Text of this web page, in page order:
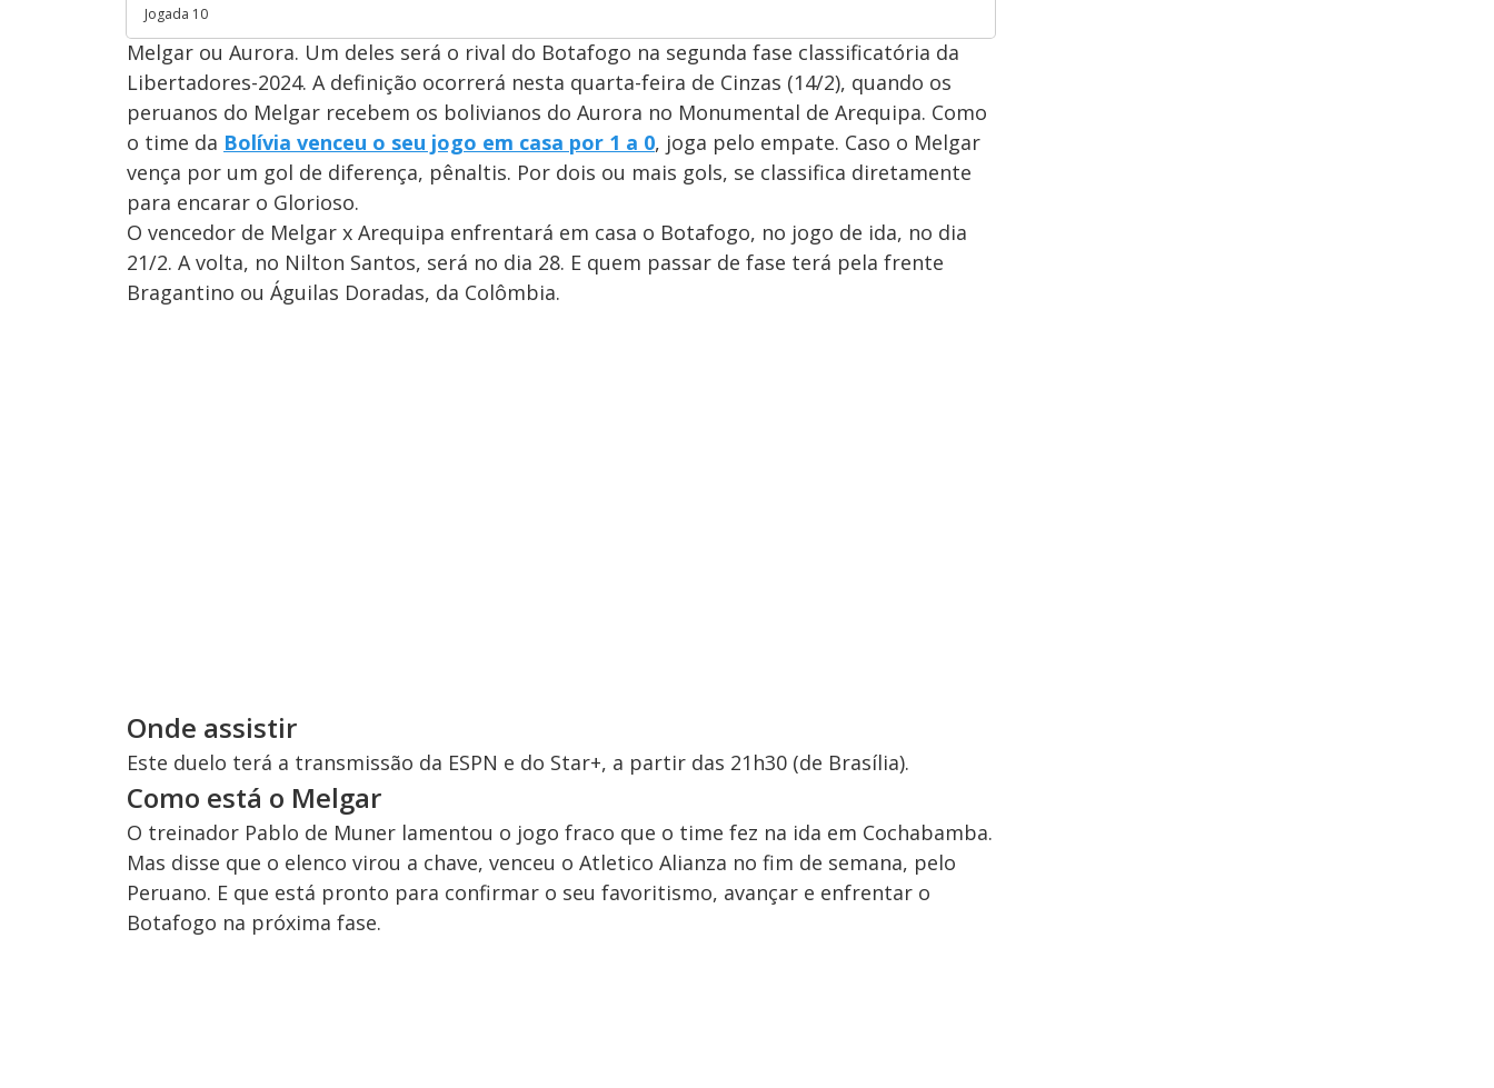
Jogada 10
Melgar ou Aurora. Um deles será o rival do Botafogo na segunda fase classificatória da
Libertadores-2024. A definição ocorrerá nesta quarta-feira de Cinzas (14/2), quando os
peruanos do Melgar recebem os bolivianos do Aurora no Monumental de Arequipa. Como
o time da Bolívia venceu o seu jogo em casa por 1 a 0, joga pelo empate. Caso o Melgar
vença por um gol de diferença, pênaltis. Por dois ou mais gols, se classifica diretamente
para encarar o Glorioso.
O vencedor de Melgar x Arequipa enfrentará em casa o Botafogo, no jogo de ida, no dia
21/2. A volta, no Nilton Santos, será no dia 28. E quem passar de fase terá pela frente
Bragantino ou Águilas Doradas, da Colômbia.
Onde assistir
Este duelo terá a transmissão da ESPN e do Star+, a partir das 21h30 (de Brasília).
Como está o Melgar
O treinador Pablo de Muner lamentou o jogo fraco que o time fez na ida em Cochabamba.
Mas disse que o elenco virou a chave, venceu o Atletico Alianza no fim de semana, pelo
Peruano. E que está pronto para confirmar o seu favoritismo, avançar e enfrentar o
Botafogo na próxima fase.